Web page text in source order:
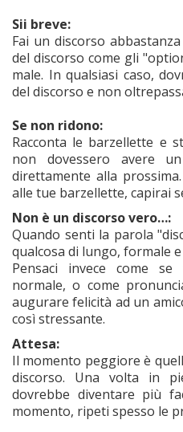
Sii breve:
Fai un discorso
del discorso come gli
male. In qualsiasi caso,
del discorso e non
Se non ridono:
Racconta le barzellette e
non dovessero avere
direttamente alla
alle tue barzellette, capirai
Non è un discorso vero…:
Quando senti la parola
qualcosa di lungo, formale
Pensaci invece come se
normale, o come
augurare felicità ad un
così stressante.
Attesa:
Il momento peggiore è
discorso. Una volta in
dovrebbe diventare più
momento, ripeti spesso le